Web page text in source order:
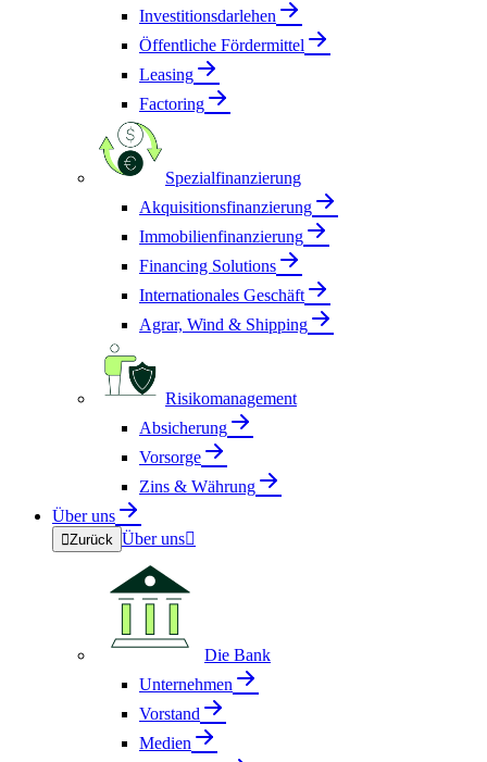
Investitionsdarlehen
Öffentliche Fördermittel
Leasing
Factoring
Spezialfinanzierung
Akquisitionsfinanzierung
Immobilienfinanzierung
Financing Solutions
Internationales Geschäft
Agrar, Wind & Shipping
Risikomanagement
Absicherung
Vorsorge
Zins & Währung
Über uns
Zurück Über uns
Die Bank
Unternehmen
Vorstand
Medien